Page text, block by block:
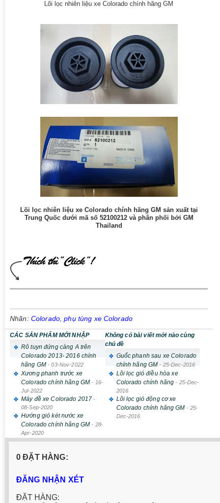
Lõi lọc nhiên liệu xe Colorado chính hãng GM
Lõi lọc nhiên liệu xe Colorado chính hãng GM sản xuất tại
Trung Quốc dưới mã số 52100212 và phân phối bởi GM
Thailand
Nhãn: Colorado,phụ tùng xe Colorado
CÁC SẢN PHẨM MỚI NHẬP
Rô tuyn đứng càng A trên
Colorado 2013- 2016 chính
hãng GM-03-Nov-2022
Xương phanh trước xe
Colorado chính hãng GM - 16-
Jul-2022
Máy đề xe Colorado 2017 -
08-Sep-2020
Hướng gió két nước xe
Colorado chính hãng GM - 28-
Apr-2020
Không có bài viết mới nào cùng
chủ đề
Guốc phanh sau xe Colorado
chính hãng GM - 25-Dec-2016
Lõi lọc gió điều hòa xe
Colorado chính hãng- 25-Dec-
2016
Lõi lọc gió động cơ xe
Colorado chính hãng GM -25-
Dec-2016
0 ĐẶT HÀNG:
ĐĂNG NHẬN XÉT
ĐẶT HÀNG: